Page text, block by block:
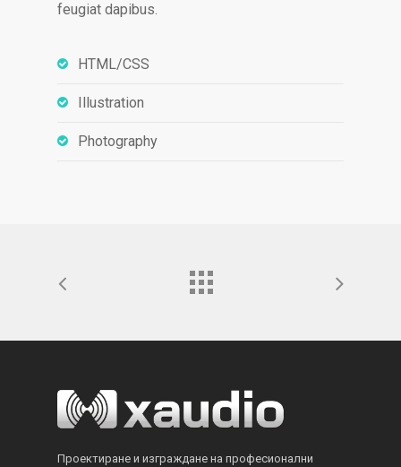
feugiat dapibus.
HTML/CSS
Illustration
Photography
Проектиране и изграждане на професионални